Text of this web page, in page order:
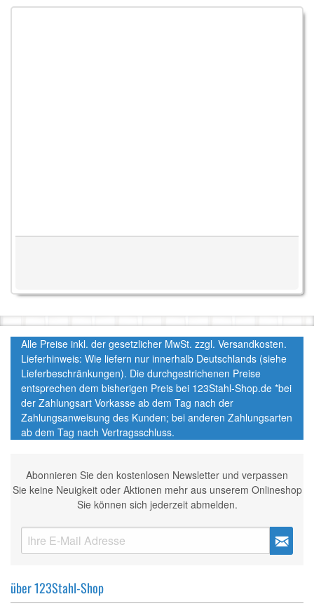
Alle Preise inkl. der gesetzlicher MwSt. zzgl. Versandkosten.
Lieferhinweis: Wie liefern nur innerhalb Deutschlands (siehe
Lieferbeschränkungen). Die durchgestrichenen Preise
entsprechen dem bisherigen Preis bei 123Stahl-Shop.de *bei
der Zahlungsart Vorkasse ab dem Tag nach der
Zahlungsanweisung des Kunden; bei anderen Zahlungsarten
ab dem Tag nach Vertragsschluss.
Abonnieren Sie den kostenlosen Newsletter und verpassen
Sie keine Neuigkeit oder Aktionen mehr aus unserem Onlineshop
Sie können sich jederzeit abmelden.
über 123Stahl-Shop